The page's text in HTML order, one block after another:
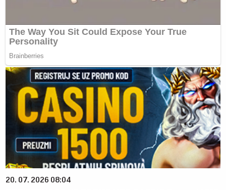
20. 07. 2026 08:04